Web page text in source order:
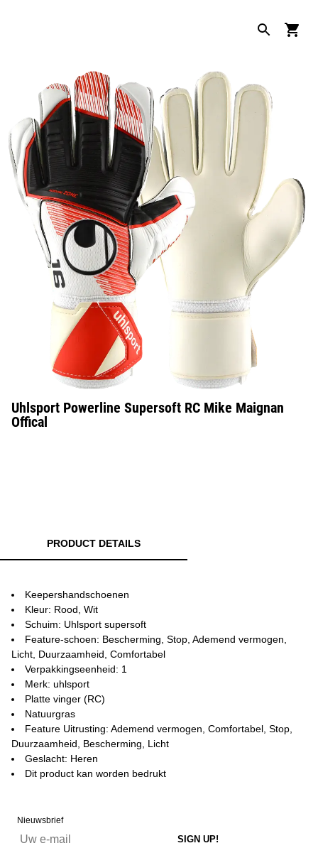
Uhlsport Powerline Supersoft RC Mike Maignan
Offical
PRODUCT DETAILS
Keepershandschoenen
Kleur: Rood, Wit
Schuim: Uhlsport supersoft
Feature-schoen: Bescherming, Stop, Ademend vermogen,
Licht, Duurzaamheid, Comfortabel
Verpakkingseenheid: 1
Merk: uhlsport
Platte vinger (RC)
Natuurgras
Feature Uitrusting: Ademend vermogen, Comfortabel, Stop,
Duurzaamheid, Bescherming, Licht
Geslacht: Heren
Dit product kan worden bedrukt
Nieuwsbrief